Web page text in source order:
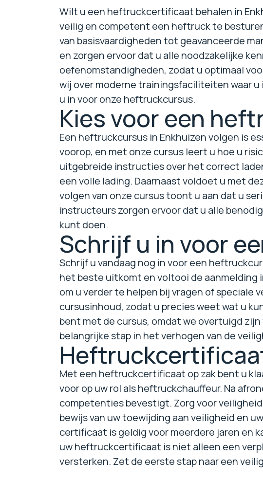
Wilt u een heftruckcertificaat behalen in
veilig en competent een heftruck te
van basisvaardigheden tot geavanceerde
en zorgen ervoor dat u alle noodzakelijke
oefenomstandigheden, zodat u optimaal
wij over moderne trainingsfaciliteiten waar
u in voor onze heftruckcursus.
Kies voor een
Een heftruckcursus in Enkhuizen volgen is
voorop, en met onze cursus leert u hoe u
uitgebreide instructies over het correct
een volle lading. Daarnaast voldoet u met
volgen van onze cursus toont u aan dat u
instructeurs zorgen ervoor dat u alle
kunt doen.
Schrijf u in voor
Schrijf u vandaag nog in voor een
het beste uitkomt en voltooi de aanmelding
om u verder te helpen bij vragen of
cursusinhoud, zodat u precies weet wat u
bent met de cursus, omdat we overtuigd
belangrijke stap in het verhogen van de
Met een heftruckcertificaat op zak bent u
voor op uw rol als heftruckchauffeur. Na
competenties bevestigt. Zorg voor
bewijs van uw toewijding aan veiligheid en
certificaat is geldig voor meerdere jaren en
uw heftruckcertificaat is niet alleen een
versterken. Zet de eerste stap naar een